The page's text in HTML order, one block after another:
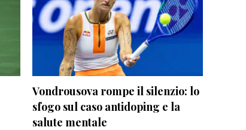
Vondrousova rompe il silenzio: lo
sfogo sul caso antidoping e la
salute mentale